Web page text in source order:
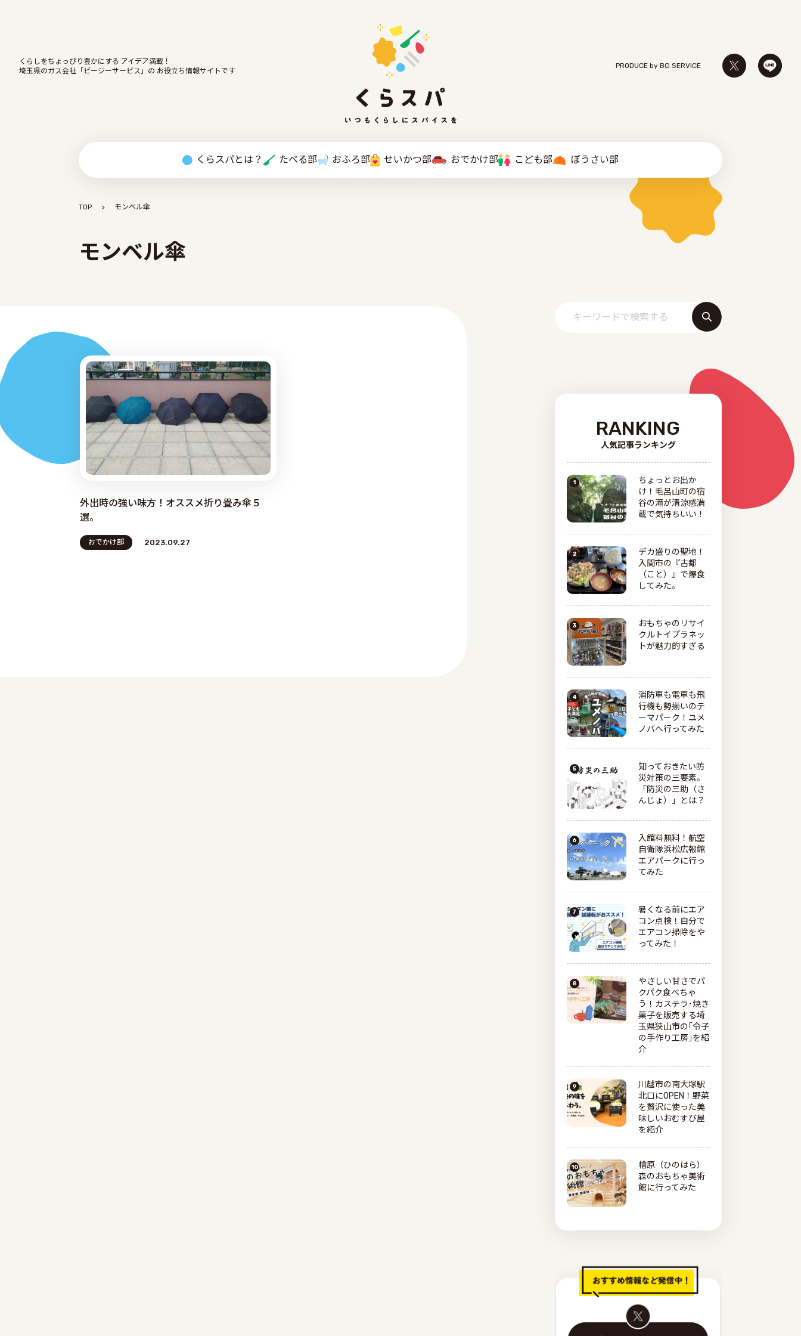
くらしをちょっぴり豊かにする アイデア満載！
埼玉県のガス会社「ビージーサービス」の お役立ち情報サイトです
PRODUCE by ︎BG SERVICE
くらスパとは？ たべる部 おふろ部 せいかつ部 おでかけ部 こども部 ぼうさい部
TOP モンベル傘
モンベル傘
外出時の強い味方！オススメ折り畳み傘５
選。
おでかけ部 2023.09.27
RANKING
人気記事ランキング
ちょっとお出か
け！毛呂山町の宿
谷の滝が清涼感満
載で気持ちいい！
デカ盛りの聖地！
入間市の『古都
（こと）』で爆食
してみた。
おもちゃのリサイ
クルトイプラネッ
トが魅力的すぎる
消防車も電車も飛
行機も勢揃いのテ
ーマパーク！ユメ
ノバへ行ってみた
知っておきたい防
災対策の三要素。
「防災の三助（さ
んじょ）」とは？
入館料無料！航空
自衛隊浜松広報館
エアパークに行っ
てみた
暑くなる前にエア
コン点検！自分で
エアコン掃除をや
ってみた！
やさしい甘さでパ
クパク食べちゃ
う！カステラ･焼き
菓子を販売する埼
玉県狭山市の｢令子
の手作り工房｣を紹
介
川越市の南大塚駅
北口にOPEN！野菜
を贅沢に使った美
味しいおむすび屋
を紹介
檜原（ひのはら）
森のおもちゃ美術
館に行ってみた